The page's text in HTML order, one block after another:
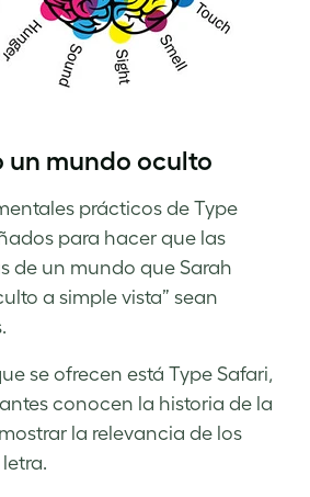
un mundo oculto
prácticos de Type
para hacer que las
de un mundo que Sarah
a simple vista” sean
se ofrecen está Type Safari,
conocen la historia de la
la relevancia de los